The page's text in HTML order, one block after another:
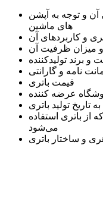
و توجه به آپشن
های ماشین
و کاربردهای آن
و میزان ظرفیت آن
و برند تولیدکننده
نامه و گارانتی
قیمت باتری
عرضه کننده
تاریخ تولید باتری
از باتری استفاده
می‌شود
و ساختار باتری